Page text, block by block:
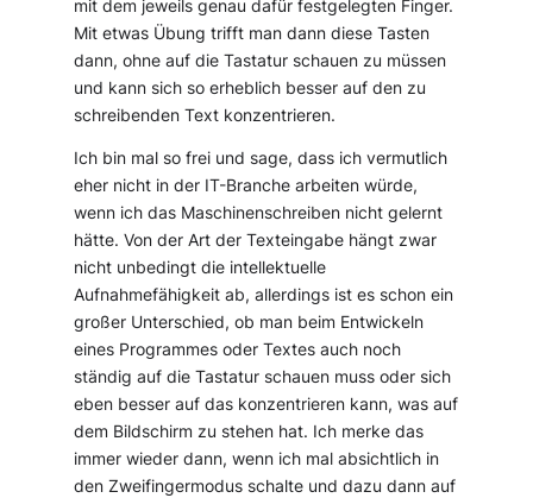
mit dem jeweils genau dafür festgelegten Finger.
Mit etwas Übung trifft man dann diese Tasten
dann, ohne auf die Tastatur schauen zu müssen
und kann sich so erheblich besser auf den zu
schreibenden Text konzentrieren.
Ich bin mal so frei und sage, dass ich vermutlich
eher nicht in der IT-Branche arbeiten würde,
wenn ich das Maschinenschreiben nicht gelernt
hätte. Von der Art der Texteingabe hängt zwar
nicht unbedingt die intellektuelle
Aufnahmefähigkeit ab, allerdings ist es schon ein
großer Unterschied, ob man beim Entwickeln
eines Programmes oder Textes auch noch
ständig auf die Tastatur schauen muss oder sich
eben besser auf das konzentrieren kann, was auf
dem Bildschirm zu stehen hat. Ich merke das
immer wieder dann, wenn ich mal absichtlich in
den Zweifingermodus schalte und dazu dann auf